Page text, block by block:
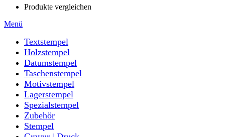
Produkte vergleichen
Menü
Textstempel
Holzstempel
Datumstempel
Taschenstempel
Motivstempel
Lagerstempel
Spezialstempel
Zubehör
Stempel